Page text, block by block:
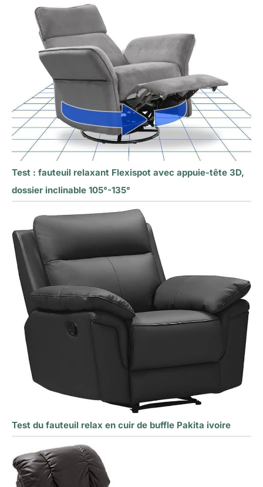
Test : fauteuil relaxant Flexispot avec appuie-tête 3D,
dossier inclinable 105°-135°
Test du fauteuil relax en cuir de buffle Pakita ivoire